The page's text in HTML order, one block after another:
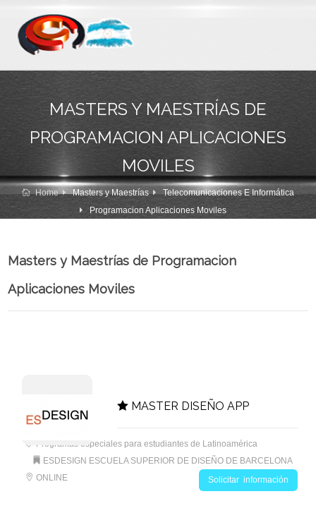
MASTERS Y MAESTRÍAS DE
PROGRAMACION APLICACIONES
MOVILES
Home Masters y Maestrías
Telecomunicaciones E Informática
Programacion Aplicaciones Moviles
Masters y Maestrías de Programacion
Aplicaciones Moviles
MASTER DISEÑO APP
Programas especiales para estudiantes de Latinoamérica
ESDESIGN ESCUELA SUPERIOR DE DISEÑO DE BARCELONA
ONLINE
Solicitar información